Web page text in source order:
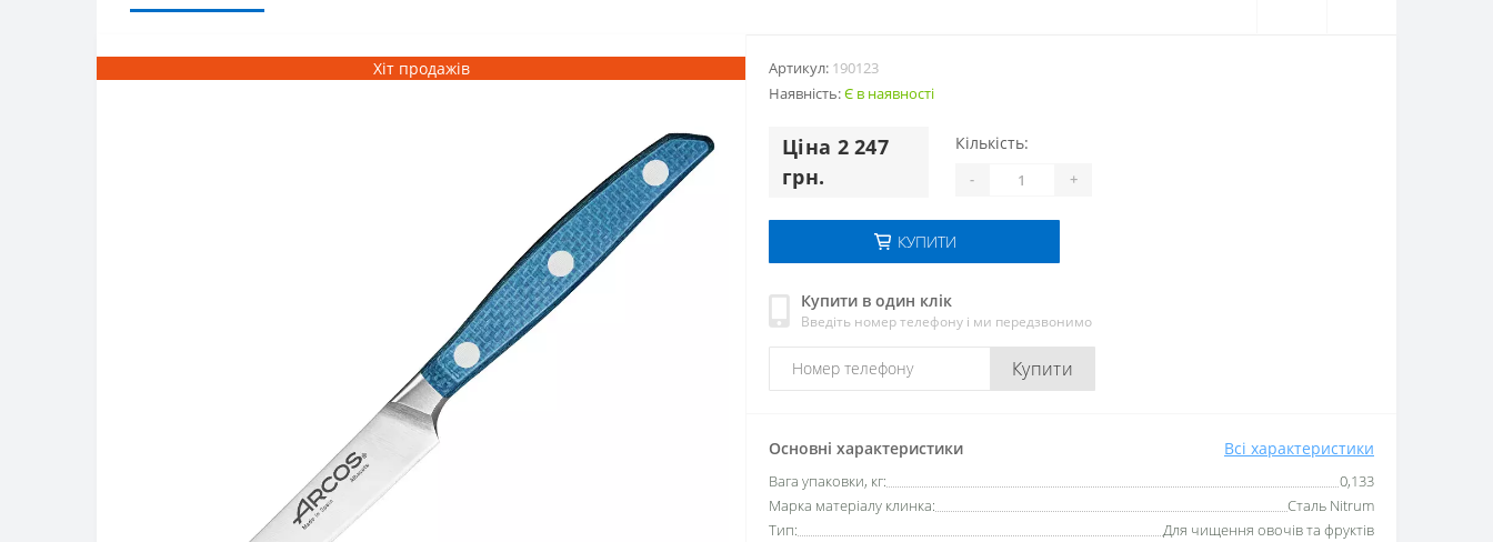
Хіт продажів Артикул: 190123
Наявність:Є в наявності
Цiна 2 247
грн.
Кількість:
- +
КУПИТИ
Купити в один клік
Введіть номер телефону і ми передзвонимо
Купити
Основні характеристики Всі характеристики
Вага упаковки, кг:
0,133
Марка матеріалу клинка:
Сталь Nitrum
Тип:
Для чищення овочів та фруктів